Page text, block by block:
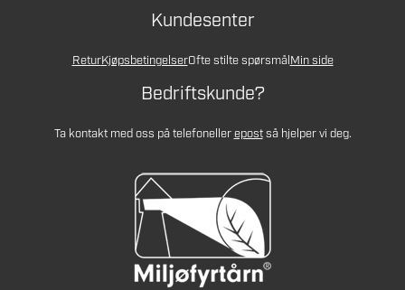
Kundesenter
ReturKjøpsbetingelserOfte stilte spørsmålMin side
Bedriftskunde?
Ta kontakt med oss på telefonellerepostså hjelper vi deg.